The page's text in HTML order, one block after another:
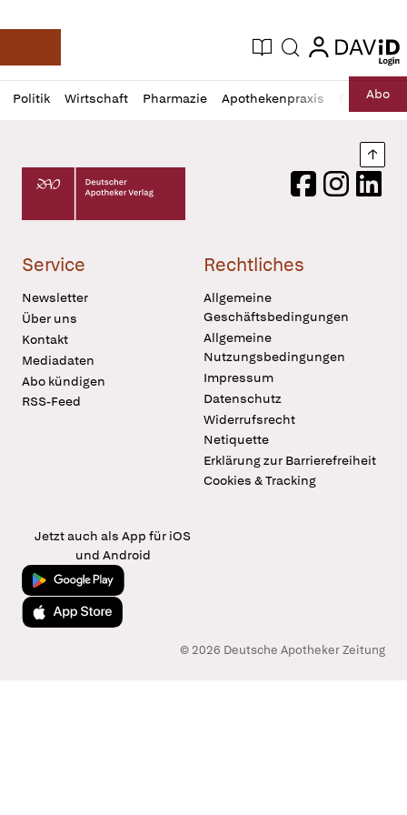
Deutsche Apotheker Zeitung
Aktuelle Ausgabe
Suche login
login
Politik Wirtschaft Pharmazie Apothekenpraxis RechtAbo
Profil
öffnen
Daz
Pur
Deutscher Apotheker Verlag Logo
FacebookInstagram
Service
Newsletter
Über uns
Kontakt
Mediadaten
Abo kündigen
RSS-Feed
Rechtliches
Allgemeine
Geschäftsbedingungen
Allgemeine
Nutzungsbedingungen
Impressum
Datenschutz
Widerrufsrecht
Netiquette
Erklärung zur Barrierefreiheit
Cookies & Tracking
Jetzt auch als App für iOS
und Android
Jetzt bei Google Play
Laden im App Store
© 2026 Deutsche Apotheker Zeitung